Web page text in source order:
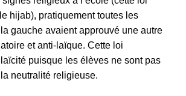
hijab), pratiquement toutes les
gauche avaient approuvé une autre
et anti-laïque. Cette loi
puisque les élèves ne sont pas
neutralité religieuse.